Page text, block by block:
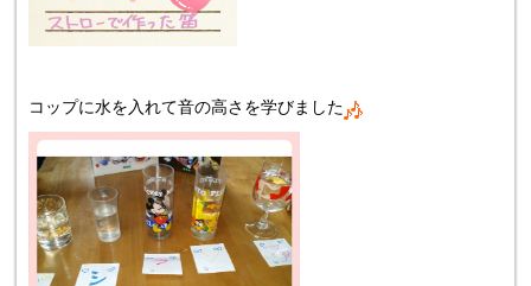
コップに水を入れて音の高さを学びました